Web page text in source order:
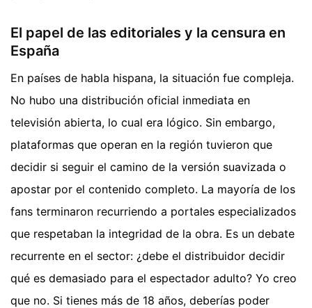
El papel de las editoriales y la censura en
España
En países de habla hispana, la situación fue compleja.
No hubo una distribución oficial inmediata en
televisión abierta, lo cual era lógico. Sin embargo,
plataformas que operan en la región tuvieron que
decidir si seguir el camino de la versión suavizada o
apostar por el contenido completo. La mayoría de los
fans terminaron recurriendo a portales especializados
que respetaban la integridad de la obra. Es un debate
recurrente en el sector: ¿debe el distribuidor decidir
qué es demasiado para el espectador adulto? Yo creo
que no. Si tienes más de 18 años, deberías poder